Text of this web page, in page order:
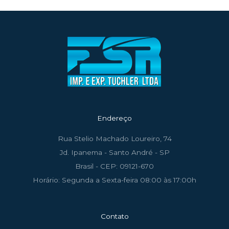
Endereço
Rua Stelio Machado Loureiro, 74
Jd. Ipanema - Santo André - SP
Brasil - CEP: 09121-670
Horário: Segunda a Sexta-feira 08:00 às 17:00h
Contato